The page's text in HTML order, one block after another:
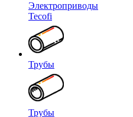
Электроприводы
Tecofi
Трубы
Трубы